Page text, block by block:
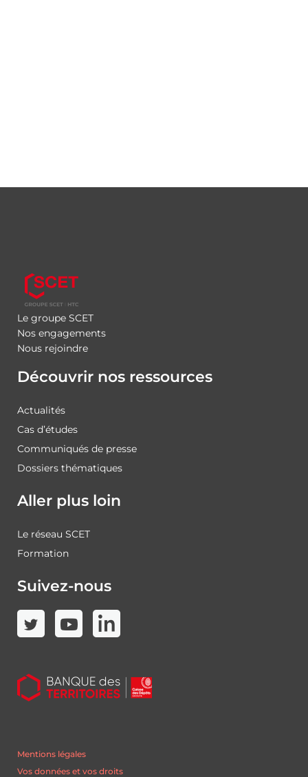
Le groupe SCET
Nos engagements
Nous rejoindre
Découvrir nos ressources
Actualités
Cas d’études
Communiqués de presse
Dossiers thématiques
Aller plus loin
Le réseau SCET
Formation
Suivez-nous
Mentions légales
Vos données et vos droits